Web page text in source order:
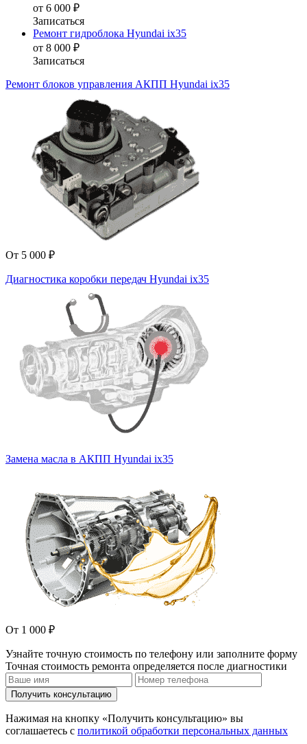
от 6 000 ₽
Записаться
Ремонт гидроблока Hyundai ix35
от 8 000 ₽
Записаться
Ремонт блоков управления АКПП Hyundai ix35
От 5 000 ₽
Диагностика коробки передач Hyundai ix35
Замена масла в АКПП Hyundai ix35
От 1 000 ₽
Узнайте точную стоимость по телефону или заполните форму
Точная стоимость ремонта определяется после диагностики
Получить консультацию
Нажимая на кнопку «Получить консультацию» вы
соглашаетесь с политикой обработки персональных данных